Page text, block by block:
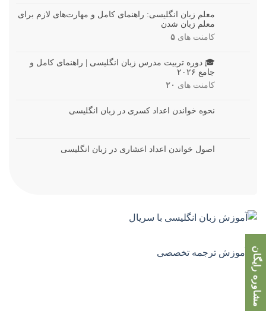
معلم زبان انگلیسی: راهنمای کامل و مهارت‌های لازم برای
معلم زبان شدن
کامنت های ۵
🎓 دوره تربیت مدرس زبان انگلیسی | راهنمای کامل و
جامع ۲۰۲۶
کامنت های ۲۰
نحوه خواندن اعداد کسری در زبان انگلیسی
اصول خواندن اعداد اعشاری در زبان انگلیسی
مشاوره رایگان